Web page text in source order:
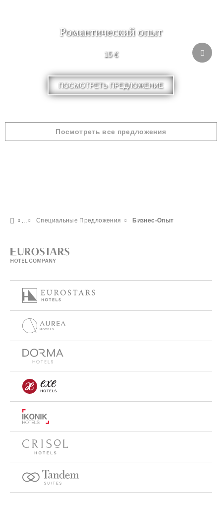
Pомантический опыт
15 €
ПОСМОТРЕТЬ ПРЕДЛОЖЕНИЕ
Посмотреть все предложения
Специальные Предложения Бизнес-Опыт